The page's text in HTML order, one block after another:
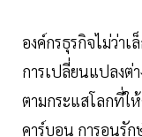
องค์กรธุรกิจไม่ว่า
การเปลี่ยนแปลงต่
ตามกระแสโลกที่ใ
คาร์บอน การอนุรั